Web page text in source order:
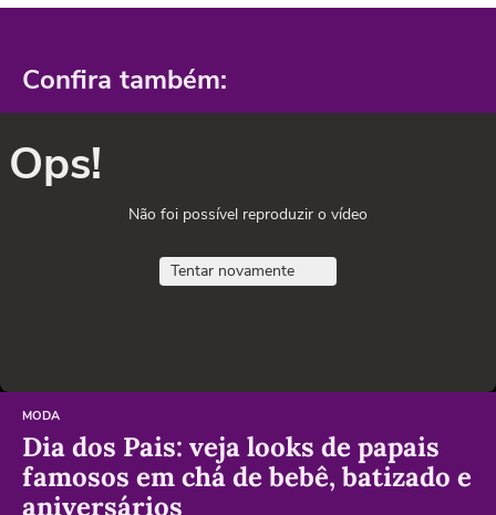
Confira também:
Ops!
Não foi possível reproduzir o vídeo
Tentar novamente
MODA
Dia dos Pais: veja looks de papais
famosos em chá de bebê, batizado e
aniversários